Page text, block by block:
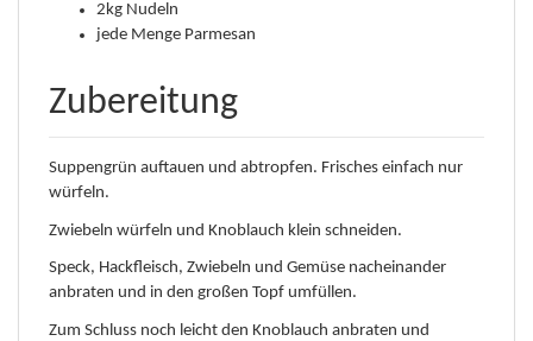
2kg Nudeln
jede Menge Parmesan
Zubereitung
Suppengrün auftauen und abtropfen. Frisches einfach nur
würfeln.
Zwiebeln würfeln und Knoblauch klein schneiden.
Speck, Hackfleisch, Zwiebeln und Gemüse nacheinander
anbraten und in den großen Topf umfüllen.
Zum Schluss noch leicht den Knoblauch anbraten und